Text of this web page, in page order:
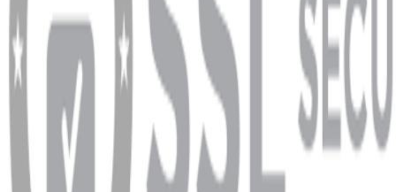
info@dukkanhifi.com 0850 441 40 44
Çalışma Saatleri: Pazartesi - Cuma 09:30 - 19:30, Cumartesi 10:00 - 18:00